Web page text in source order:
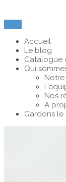
Accueil
Le blog
Catalogue
Qui
Nos
A
Gardons